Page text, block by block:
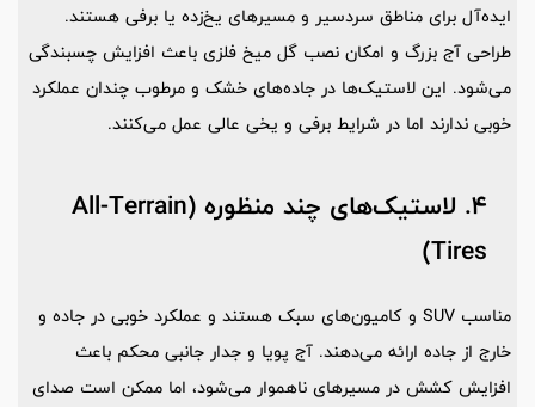
ایده‌آل برای مناطق سردسیر و مسیرهای یخ‌زده یا برفی هستند.
طراحی آج بزرگ و امکان نصب گل میخ فلزی باعث افزایش چسبندگی
می‌شود. این لاستیک‌ها در جاده‌های خشک و مرطوب چندان عملکرد
خوبی ندارند اما در شرایط برفی و یخی عالی عمل می‌کنند.
4. لاستیک‌های چند منظوره (All-Terrain
Tires)
مناسب SUV و کامیون‌های سبک هستند و عملکرد خوبی در جاده و
خارج از جاده ارائه می‌دهند. آج پویا و جدار جانبی محکم باعث
افزایش کشش در مسیرهای ناهموار می‌شود، اما ممکن است صدای